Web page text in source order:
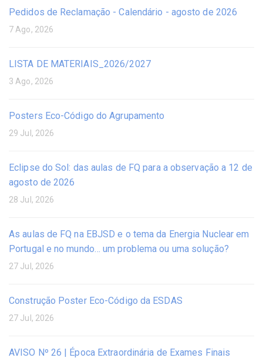
Pedidos de Reclamação - Calendário - agosto de 2026
7 Ago, 2026
LISTA DE MATERIAIS_2026/2027
3 Ago, 2026
Posters Eco-Código do Agrupamento
29 Jul, 2026
Eclipse do Sol: das aulas de FQ para a observação a 12 de
agosto de 2026
28 Jul, 2026
As aulas de FQ na EBJSD e o tema da Energia Nuclear em
Portugal e no mundo… um problema ou uma solução?
27 Jul, 2026
Construção Poster Eco-Código da ESDAS
27 Jul, 2026
AVISO Nº 26 | Época Extraordinária de Exames Finais